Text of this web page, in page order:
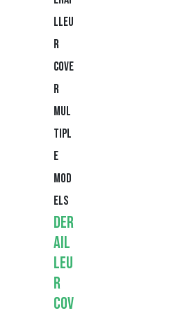
mul
tipl
e
mod
els
Der
ail
leu
r
Cov